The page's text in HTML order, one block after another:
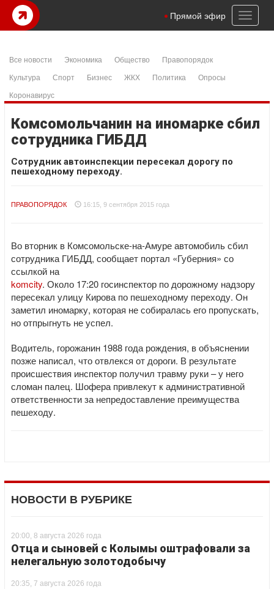
Toggle
Прямой эфир
Все новости Экономика Общество
Правопорядок
Культура
Спорт Бизнес ЖКХ Политика
Опросы
Коронавирус
Комсомольчанин на иномарке сбил
сотрудника ГИБДД
Сотрудник автоинспекции пересекал дорогу по
пешеходному переходу.
ПРАВОПОРЯДОК 16:15, 9 сентября 2015 года
Во вторник в Комсомольске-на-Амуре автомобиль сбил
сотрудника ГИБДД, сообщает портал «Губерния» со
ссылкой на
komcity. Около 17:20 госинспектор по дорожному надзору
пересекал улицу Кирова по пешеходному переходу. Он
заметил иномарку, которая не собиралась его пропускать,
но отпрыгнуть не успел.
Водитель, горожанин 1988 года рождения, в объяснении
позже написал, что отвлекся от дороги. В результате
происшествия инспектор получил травму руки – у него
сломан палец. Шофера привлекут к административной
ответственности за непредоставление преимущества
пешеходу.
НОВОСТИ В РУБРИКЕ
20:00, 8 августа 2026 года
Отца и сыновей с Колымы оштрафовали за
нелегальную золотодобычу
20:35, 7 августа 2026 года